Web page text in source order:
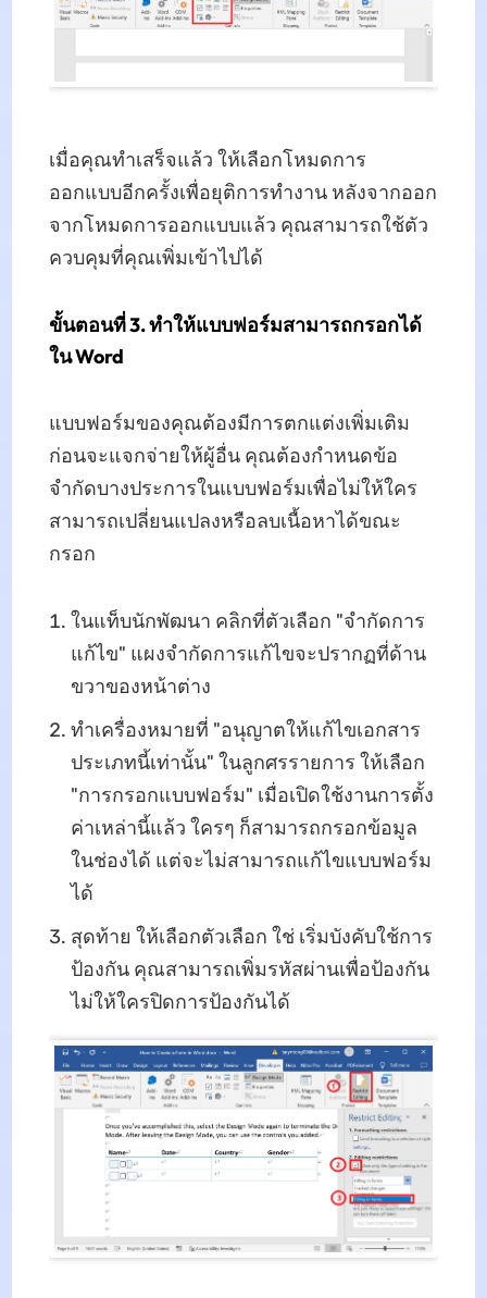
เมื่อคุณทำเสร็จแล้ว ให้เลือกโหมดการ
ออกแบบอีกครั้งเพื่อยุติการทำงาน หลังจากออก
จากโหมดการออกแบบแล้ว คุณสามารถใช้ตัว
ควบคุมที่คุณเพิ่มเข้าไปได้
ขั้นตอนที่ 3. ทำให้แบบฟอร์มสามารถกรอกได้
ใน Word
แบบฟอร์มของคุณต้องมีการตกแต่งเพิ่มเติม
ก่อนจะแจกจ่ายให้ผู้อื่น คุณต้องกำหนดข้อ
จำกัดบางประการในแบบฟอร์มเพื่อไม่ให้ใคร
สามารถเปลี่ยนแปลงหรือลบเนื้อหาได้ขณะ
กรอก
ในแท็บนักพัฒนา คลิกที่ตัวเลือก "จำกัดการ
แก้ไข" แผงจำกัดการแก้ไขจะปรากฏที่ด้าน
ขวาของหน้าต่าง
ทำเครื่องหมายที่ "อนุญาตให้แก้ไขเอกสาร
ประเภทนี้เท่านั้น" ในลูกศรรายการ ให้เลือก
"การกรอกแบบฟอร์ม" เมื่อเปิดใช้งานการตั้ง
ค่าเหล่านี้แล้ว ใครๆ ก็สามารถกรอกข้อมูล
ในช่องได้ แต่จะไม่สามารถแก้ไขแบบฟอร์ม
ได้
สุดท้าย ให้เลือกตัวเลือก ใช่ เริ่มบังคับใช้การ
ป้องกัน คุณสามารถเพิ่มรหัสผ่านเพื่อป้องกัน
ไม่ให้ใครปิดการป้องกันได้